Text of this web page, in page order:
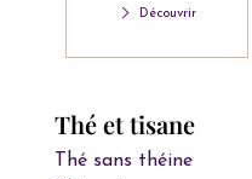
Découvrir
Thé et tisane
Thé sans théine